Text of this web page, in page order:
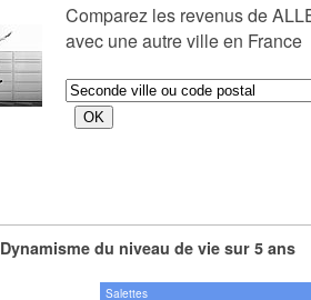
Comparez les revenus de
avec une autre ville en France
Dynamisme du niveau de vie sur 5 ans
Salettes